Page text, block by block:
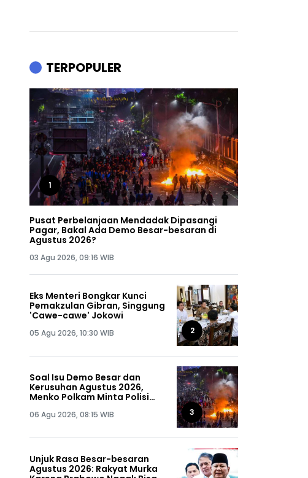
TERPOPULER
1
Pusat Perbelanjaan Mendadak Dipasangi
Pagar, Bakal Ada Demo Besar-besaran di
Agustus 2026?
03 Agu 2026, 09:16 WIB
Eks Menteri Bongkar Kunci
Pemakzulan Gibran, Singgung
'Cawe-cawe' Jokowi
05 Agu 2026, 10:30 WIB 2
Soal Isu Demo Besar dan
Kerusuhan Agustus 2026,
Menko Polkam Minta Polisi
Dapat, Siap-siap!
06 Agu 2026, 08:15 WIB 3
Unjuk Rasa Besar-besaran
Agustus 2026: Rakyat Murka